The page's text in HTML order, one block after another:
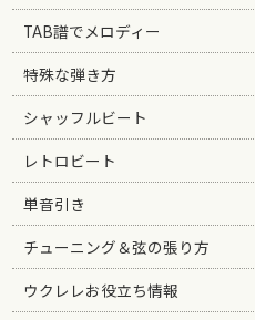
TAB譜でメロディー
特殊な弾き方
シャッフルビート
レトロビート
単音引き
チューニング＆弦の張り方
ウクレレお役立ち情報